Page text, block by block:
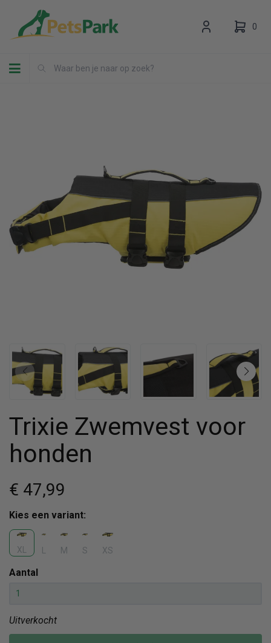
Toggle navigation
0
Vul hem met producten.
Trixie Zwemvest voor
honden
€ 47,99
Kies een variant:
XL L M S XS
Aantal
Uitverkocht